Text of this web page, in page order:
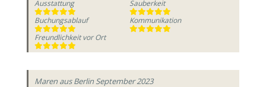
Ausstattung
Sauberkeit
Buchungsablauf
Kommunikation
Freundlichkeit vor Ort
Maren aus Berlin September 2023